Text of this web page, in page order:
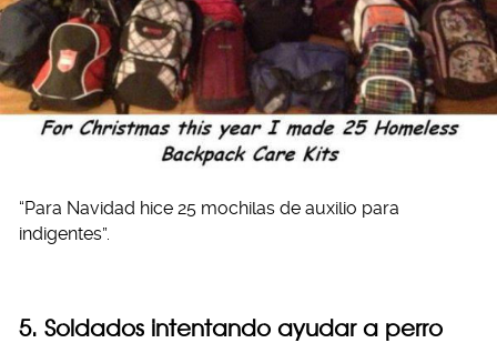
“Para Navidad hice 25 mochilas de auxilio para
indigentes”.
5. Soldados intentando ayudar a perro